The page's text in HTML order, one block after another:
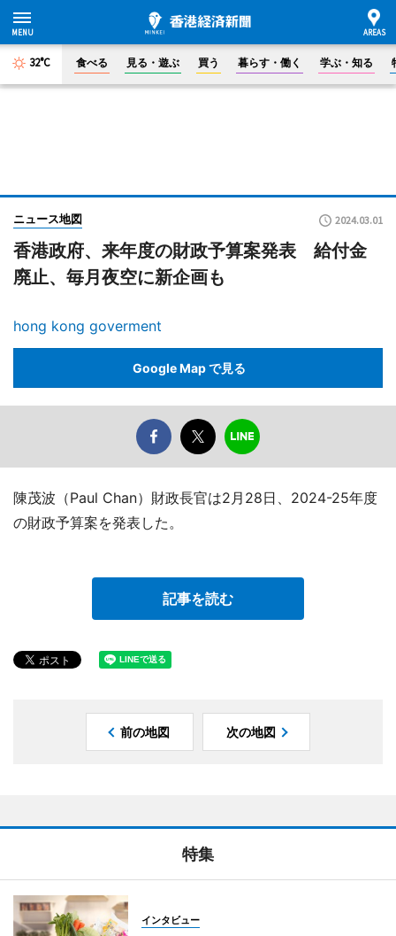
32°C 食べる 見る・遊ぶ 買う 暮らす・働く 学ぶ・知る
ニュース地図 2024.03.01
香港政府、来年度の財政予算案発表 給付金
廃止、毎月夜空に新企画も
hong kong goverment
Google Map で見る
陳茂波（Paul Chan）財政長官は2月28日、2024-25年度
の財政予算案を発表した。
記事を読む
前の地図 次の地図
特集
インタビュー